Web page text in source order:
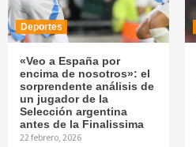
Deportes
«Veo a España por
encima de nosotros»: el
sorprendente análisis de
un jugador de la
Selección argentina
antes de la Finalissima
22 febrero, 2026